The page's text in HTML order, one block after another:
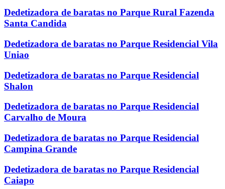
Dedetizadora de baratas no Parque Rural Fazenda
Santa Candida
Dedetizadora de baratas no Parque Residencial Vila
Uniao
Dedetizadora de baratas no Parque Residencial
Shalon
Dedetizadora de baratas no Parque Residencial
Carvalho de Moura
Dedetizadora de baratas no Parque Residencial
Campina Grande
Dedetizadora de baratas no Parque Residencial
Caiapo